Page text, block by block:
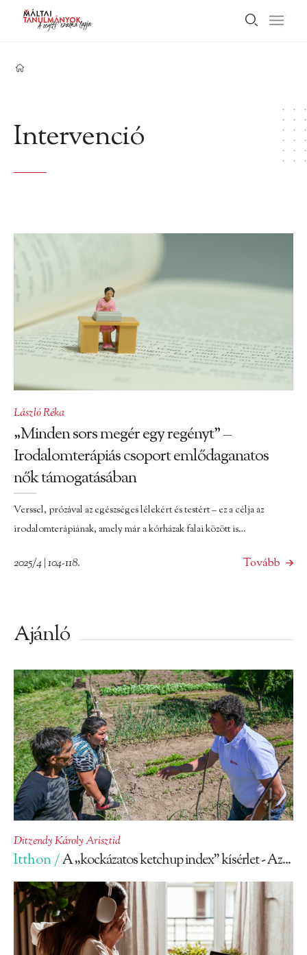
Intervenció
László Réka
„Minden sors megér egy regényt” –
Irodalomterápiás csoport emlődaganatos
nők támogatásában
Verssel, prózával az egészséges lélekért és testért – ez a célja az
irodalomterápiának, amely már a kórházak falai között is…
2025/4 | 104-118. Tovább
Ajánló
Ditzendy Károly Arisztid
Itthon /A „kockázatos ketchup index” kísérlet - Az...